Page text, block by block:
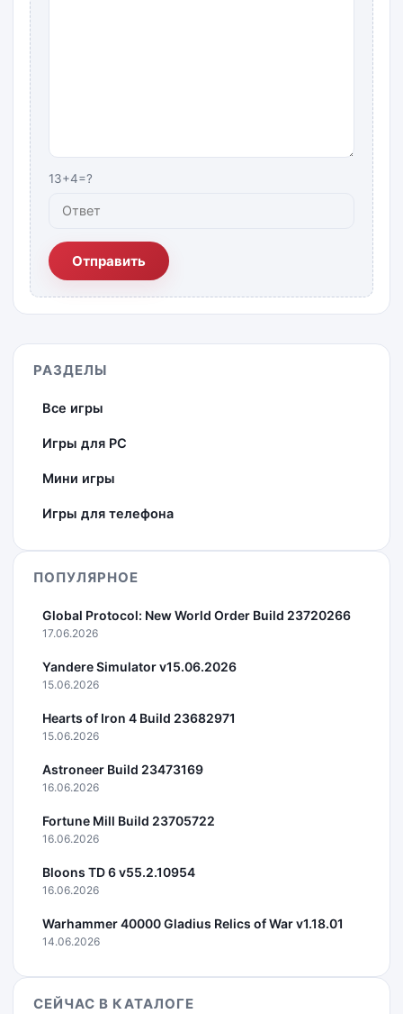
13+4=?
Отправить
РАЗДЕЛЫ
Все игры
Игры для PC
Мини игры
Игры для телефона
ПОПУЛЯРНОЕ
Global Protocol: New World Order Build 23720266
17.06.2026
Yandere Simulator v15.06.2026
15.06.2026
Hearts of Iron 4 Build 23682971
15.06.2026
Astroneer Build 23473169
16.06.2026
Fortune Mill Build 23705722
16.06.2026
Bloons TD 6 v55.2.10954
16.06.2026
Warhammer 40000 Gladius Relics of War v1.18.01
14.06.2026
СЕЙЧАС В КАТАЛОГЕ